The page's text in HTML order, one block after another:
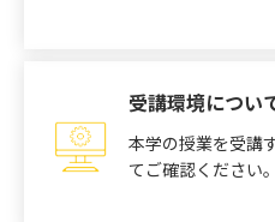
受講環境につい
本学の授業を受講
てご確認ください。